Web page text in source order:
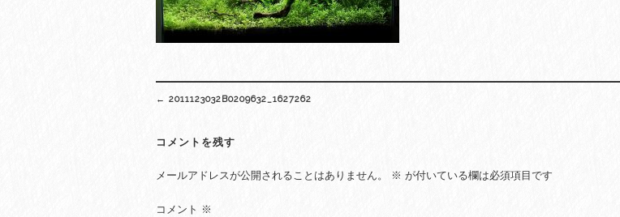
navigation
← 2011123032B0209632_1627262
コメントを残す
メールアドレスが公開されることはありません。 ※ が付いている欄は必須項目です
コメント ※